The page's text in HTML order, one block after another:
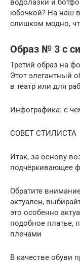
юбочкой? На наш
слишком модно,
Образ № 3 с
Третий образ на
Этот элегантный
в театр или для
Инфографика: с
СОВЕТ СТИЛИСТА
Итак, за основу
подчёркивающее
Обратите
актуален,
это особенно
подобное платье,
плечами
В качестве обуви